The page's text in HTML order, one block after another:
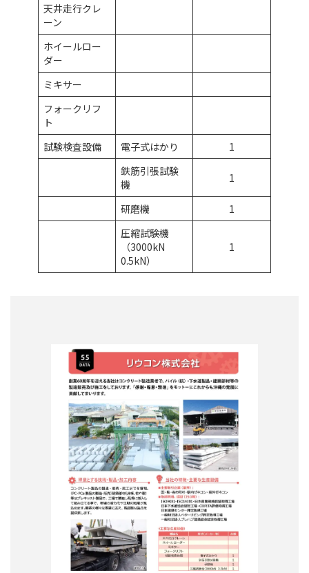
天井走行クレ
ーン
ホイールロー
ダー
ミキサー
フォークリフ
ト
試験検査設備
電子式はかり
1
鉄筋引張試験
機
1
研磨機
1
圧縮試験機
（3000kN
0.5kN）
1